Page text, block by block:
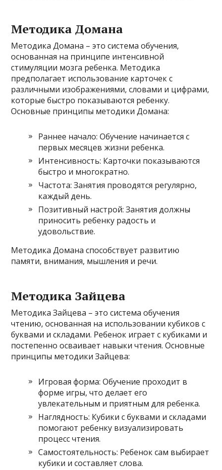
Методика Домана
Методика Домана – это система обучения,
основанная на принципе интенсивной
стимуляции мозга ребенка. Методика
предполагает использование карточек с
различными изображениями, словами и цифрами,
которые быстро показываются ребенку.
Основные принципы методики Домана:
Раннее начало: Обучение начинается с
первых месяцев жизни ребенка.
Интенсивность: Карточки показываются
быстро и многократно.
Частота: Занятия проводятся регулярно,
каждый день.
Позитивный настрой: Занятия должны
приносить ребенку радость и
удовольствие.
Методика Домана способствует развитию
памяти, внимания, мышления и речи.
Методика Зайцева
Методика Зайцева – это система обучения
чтению, основанная на использовании кубиков с
буквами и складами. Ребенок играет с кубиками и
постепенно осваивает навыки чтения. Основные
принципы методики Зайцева:
Игровая форма: Обучение проходит в
форме игры, что делает его
увлекательным и приятным для ребенка.
Наглядность: Кубики с буквами и складами
помогают ребенку визуализировать
процесс чтения.
Самостоятельность: Ребенок сам выбирает
кубики и составляет слова.